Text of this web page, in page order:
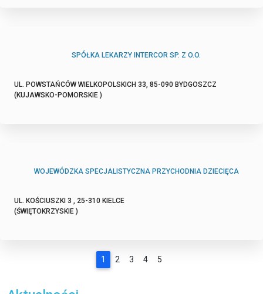
SPÓŁKA LEKARZY INTERCOR SP. Z O.O.
UL. POWSTAŃCÓW WIELKOPOLSKICH 33, 85-090 BYDGOSZCZ
(KUJAWSKO-POMORSKIE )
WOJEWÓDZKA SPECJALISTYCZNA PRZYCHODNIA DZIECIĘCA
UL. KOŚCIUSZKI 3 , 25-310 KIELCE
(ŚWIĘTOKRZYSKIE )
1 2 3 4 5